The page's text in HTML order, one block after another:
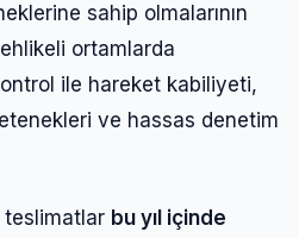
sahip olmalarının
ortamlarda
ile hareket kabiliyeti,
ve hassas denetim
teslimatlar bu yıl içinde